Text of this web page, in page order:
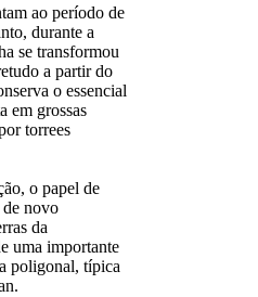
ao período de
durante a
se transformou
a partir do
o essencial
em grossas
torrees
o papel de
novo
da
uma importante
poligonal, típica